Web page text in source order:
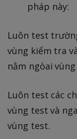
pháp này:
Luôn test
vùng kiểm tra
nằm ngòai
Luôn test các
vùng test và
vùng test.